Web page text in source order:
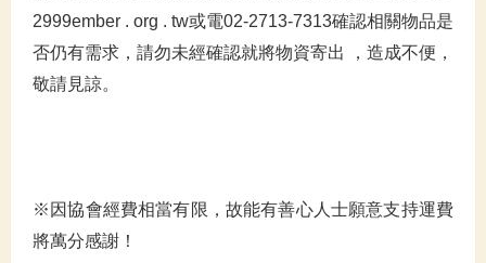
2999ember . org . tw或電02-2713-7313確認相關物品是
否仍有需求，請勿未經確認就將物資寄出 ，造成不便，
敬請見諒。
※因協會經費相當有限，故能有善心人士願意支持運費
將萬分感謝！